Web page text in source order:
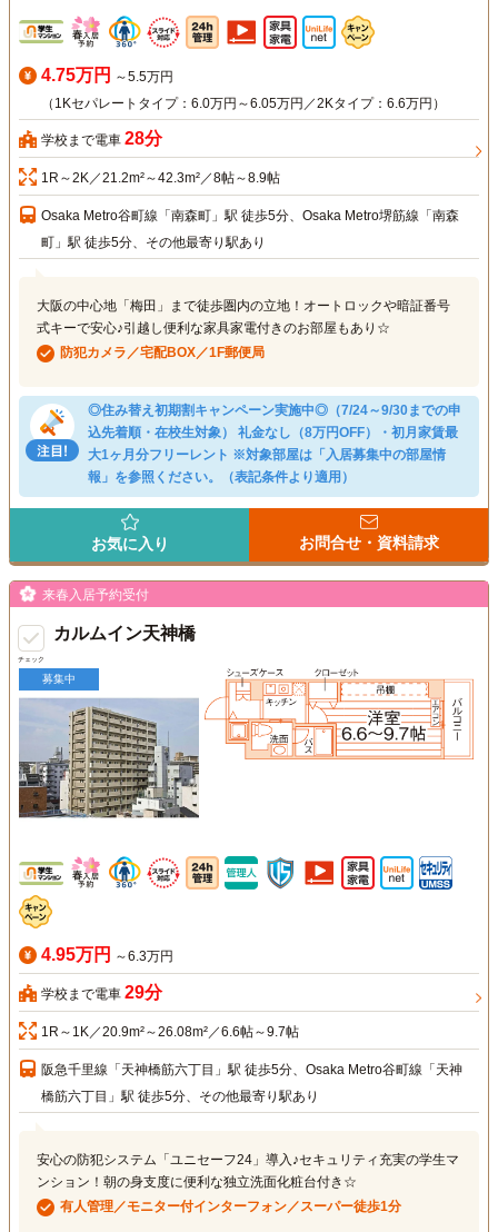
4.75万円 ～5.5万円
（1Kセパレートタイプ：6.0万円～6.05万円／2Kタイプ：6.6万円）
学校まで電車 28分
1R～2K／21.2m²～42.3m²／8帖～8.9帖
Osaka Metro谷町線「南森町」駅 徒歩5分、Osaka Metro堺筋線「南森
町」駅 徒歩5分、その他最寄り駅あり
大阪の中心地「梅田」まで徒歩圏内の立地！オートロックや暗証番号
式キーで安心♪引越し便利な家具家電付きのお部屋もあり☆
防犯カメラ／宅配BOX／1F郵便局
◎住み替え初期割キャンペーン実施中◎（7/24～9/30までの申
込先着順・在校生対象） 礼金なし（8万円OFF）・初月家賃最
大1ヶ月分フリーレント ※対象部屋は「入居募集中の部屋情
報」を参照ください。（表記条件より適用）
お気に入り お問合せ・資料請求
チェック
来春入居予約受付
カルムイン天神橋
募集中
4.95万円 ～6.3万円
学校まで電車 29分
1R～1K／20.9m²～26.08m²／6.6帖～9.7帖
阪急千里線「天神橋筋六丁目」駅 徒歩5分、Osaka Metro谷町線「天神
橋筋六丁目」駅 徒歩5分、その他最寄り駅あり
安心の防犯システム「ユニセーフ24」導入♪セキュリティ充実の学生マ
ンション！朝の身支度に便利な独立洗面化粧台付き☆
有人管理／モニター付インターフォン／スーパー徒歩1分